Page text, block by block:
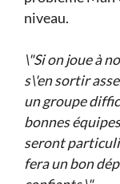
niveau.
\"Si on joue à
s\'en sortir
un groupe
bonnes
seront
fera un bon